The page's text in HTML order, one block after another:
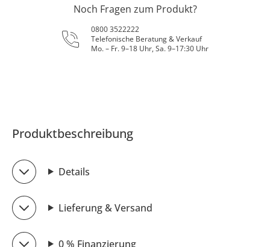
Noch Fragen zum Produkt?
0800 3522222
Telefonische Beratung & Verkauf
Mo. – Fr. 9–18 Uhr, Sa. 9–17:30 Uhr
Produktbeschreibung
Details
Lieferung & Versand
0 % Finanzierung